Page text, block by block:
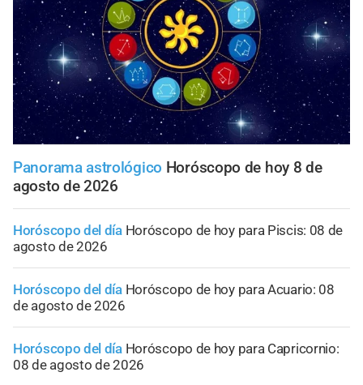
Panorama astrológico Horóscopo de hoy 8 de
agosto de 2026
Horóscopo del día Horóscopo de hoy para Piscis: 08 de
agosto de 2026
Horóscopo del día Horóscopo de hoy para Acuario: 08
de agosto de 2026
Horóscopo del día Horóscopo de hoy para Capricornio:
08 de agosto de 2026